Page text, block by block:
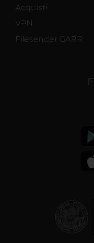
Acquisti
VPN
Filesender GARR